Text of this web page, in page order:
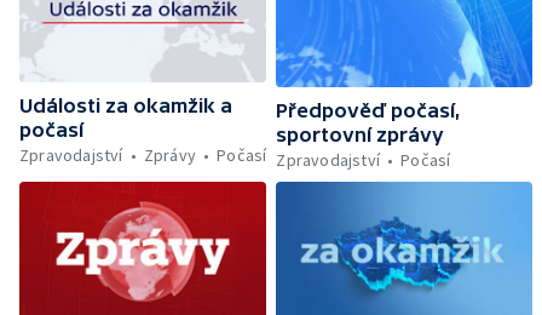
Události za okamžik a
počasí
Zpravodajství
Zprávy Počasí
Předpověď počasí,
sportovní zprávy
Zpravodajství
Počasí